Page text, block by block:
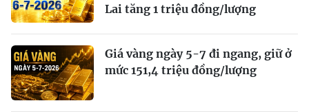
Lai tăng 1 triệu đồng/lượng
Giá vàng ngày 5-7 đi ngang, giữ ở
mức 151,4 triệu đồng/lượng